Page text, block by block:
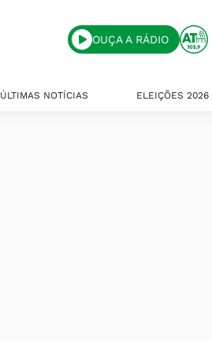
OUÇA A RÁDIO
ÚLTIMAS NOTÍCIAS ELEIÇÕES 2026